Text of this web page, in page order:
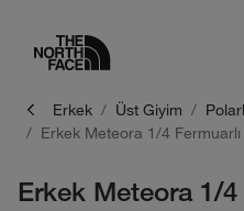
Erkek Üst Giyim
Erkek Meteora 1/4
Erkek Meteora 1/4